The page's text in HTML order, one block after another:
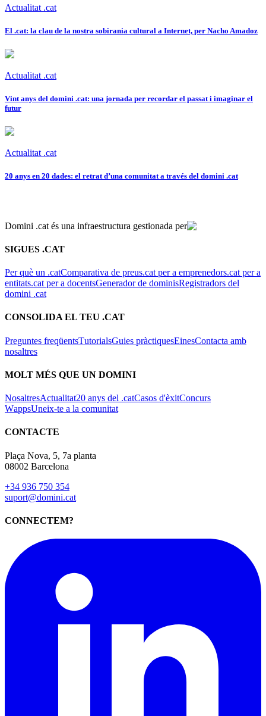
Actualitat .cat
El .cat: la clau de la nostra sobirania cultural a Internet, per Nacho Amadoz
Actualitat .cat
Vint anys del domini .cat: una jornada per recordar el passat i imaginar el
futur
Actualitat .cat
20 anys en 20 dades: el retrat d’una comunitat a través del domini .cat
Domini .cat és una infraestructura gestionada per
SIGUES .CAT
Per què un .catComparativa de preus.cat per a emprenedors.cat per a
entitats.cat per a docentsGenerador de dominisRegistradors del
domini .cat
CONSOLIDA EL TEU .CAT
Preguntes freqüentsTutorialsGuies pràctiquesEinesContacta amb
nosaltres
MOLT MÉS QUE UN DOMINI
NosaltresActualitat20 anys del .catCasos d'èxitConcurs
WappsUneix-te a la comunitat
CONTACTE
Plaça Nova, 5, 7a planta
08002 Barcelona
+34 936 750 354
suport@domini.cat
CONNECTEM?